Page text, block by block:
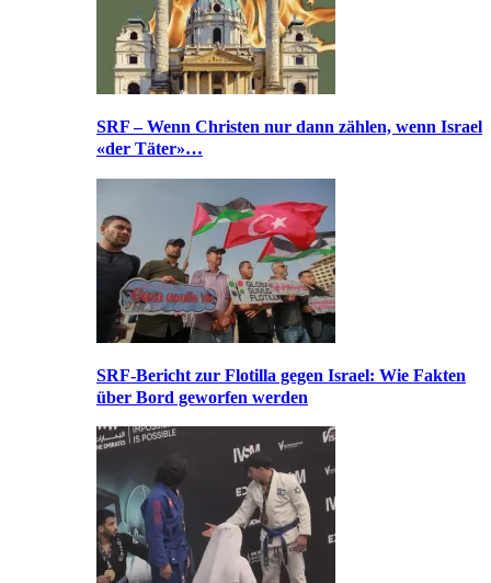
SRF – Wenn Christen nur dann zählen, wenn Israel
«der Täter»…
SRF-Bericht zur Flotilla gegen Israel: Wie Fakten
über Bord geworfen werden